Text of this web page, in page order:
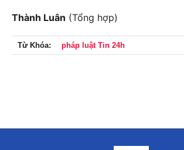
Thành Luân (Tổng hợp)
Từ Khóa: pháp luật Tin 24h